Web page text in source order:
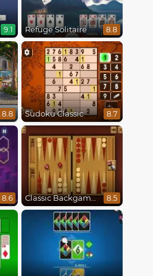
9.1 Refuge Solitaire 8.8
8.8 Sudoku Classic 8.7
8.6 Classic Backgammon 8.5